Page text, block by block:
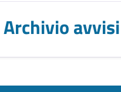
Archivio avvisi